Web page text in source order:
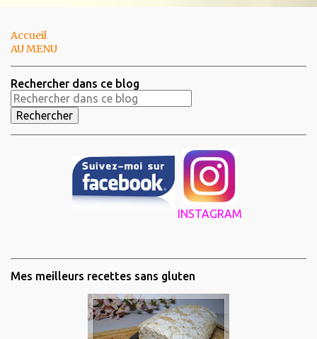
Accueil
AU MENU
Rechercher dans ce blog
INSTAGRAM
Mes meilleurs recettes sans gluten